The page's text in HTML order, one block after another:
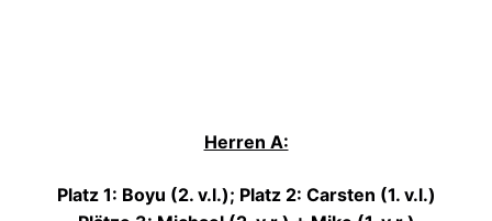
Herren A:
Platz 1: Boyu (2. v.l.); Platz 2: Carsten (1. v.l.)